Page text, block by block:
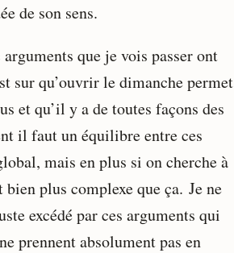
de son sens.
que je vois passer ont
sur qu’ouvrir le dimanche permet
et qu’il y a de toutes façons des
il faut un équilibre entre ces
mais en plus si on cherche à
plus complexe que ça. Je ne
excédé par ces arguments qui
prennent absolument pas en